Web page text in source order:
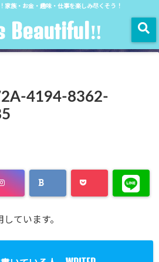
家族・お金・趣味・仕事を楽しみ尽くそう！
Beautiful‼︎
4194-8362-
ています。